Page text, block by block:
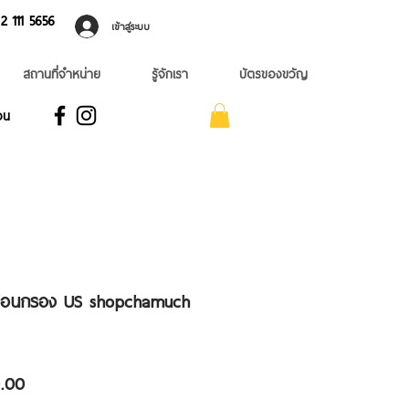
5656 เข้าสู่ระบบ
สถานที่จำหน่าย รู้จักเรา บัตรของขวัญ
น
นกรอง US shopchamuch
ราคา